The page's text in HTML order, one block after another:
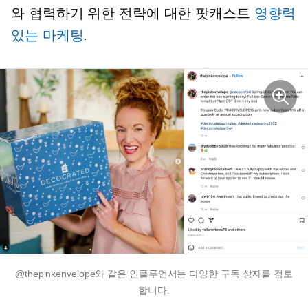
와 협력하기 위한 전략에 대한 팟캐스트 영향력
있는 마케팅.
@thepinkenvelope와 같은 인플루언서는 다양한 구독 상자를 검토
합니다.